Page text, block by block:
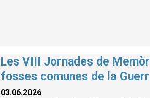
Les VIII Jornades de
fosses comunes de la
03.06.2026